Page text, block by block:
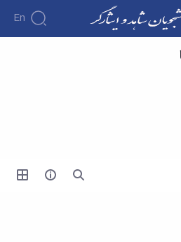
En
شاهد و ایثارگر